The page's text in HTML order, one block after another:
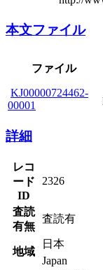
本文ファイル
ファイル
KJ00000724462-
00001
詳細
レコ
ード
ID
2326
査読
有無
査読有
地域
日本
Japan